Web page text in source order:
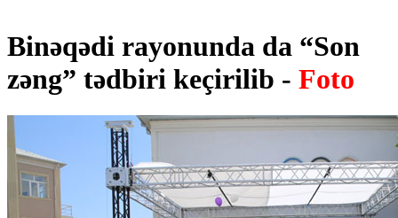
Binəqədi rayonunda da “Son
zəng” tədbiri keçirilib - Foto